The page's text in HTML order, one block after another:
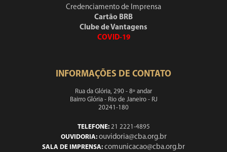
Credenciamento de Imprensa
Cartão BRB
Clube de Vantagens
COVID-19
INFORMAÇÕES DE CONTATO
Rua da Glória, 290 - 8º andar
Bairro Glória - Rio de Janeiro - RJ
20241-180
TELEFONE:21 2221-4895
OUVIDORIA: ouvidoria@cba.org.br
SALA DE IMPRENSA: comunicacao@cba.org.br